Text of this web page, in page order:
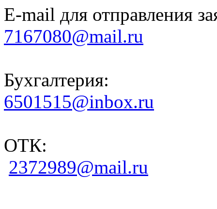
E-mail для отправления
7167080@mail.ru
Бухгалтерия:
6501515@inbox.ru
ОТК:
2372989@mail.ru